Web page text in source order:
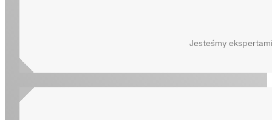
Jesteśmy